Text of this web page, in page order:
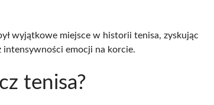
wyjątkowe miejsce w historii tenisa, zyskując
intensywności emocji na korcie.
tenisa?